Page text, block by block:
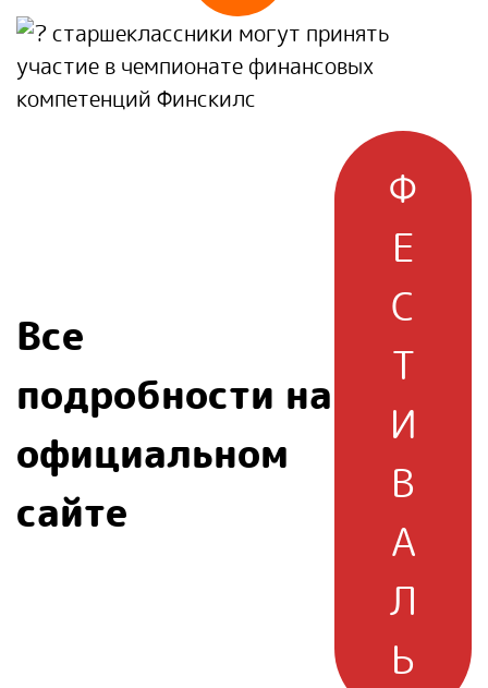
старшеклассники могут принять
участие в чемпионате финансовых
компетенций Финскилс
Все
подробности на
официальном
сайте
Ф
Е
С
Т
И
В
А
Л
Ь